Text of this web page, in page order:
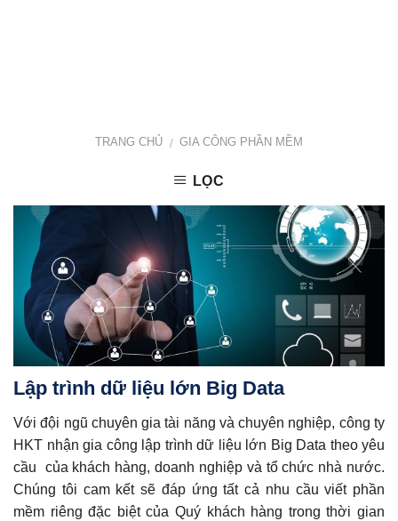
TRANG CHỦ / GIA CÔNG PHẦN MỀM
LỌC
Lập trình dữ liệu lớn Big Data
Với đội ngũ chuyên gia tài năng và chuyên nghiệp, công ty
HKT nhận gia công lập trình dữ liệu lớn Big Data theo yêu
cầu của khách hàng, doanh nghiệp và tổ chức nhà nước.
Chúng tôi cam kết sẽ đáp ứng tất cả nhu cầu viết phần
mềm riêng đặc biệt của Quý khách hàng trong thời gian